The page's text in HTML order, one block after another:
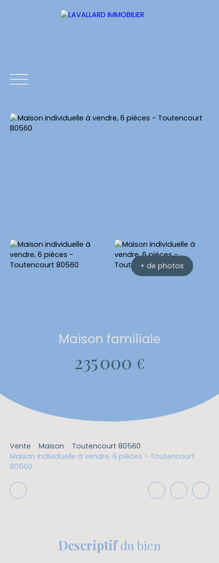
+ de photos
Maison familiale
235 000 €
Vente Maison
Toutencourt 80560
Maison individuelle à vendre, 6 pièces - Toutencourt
80560
Descriptifdu bien